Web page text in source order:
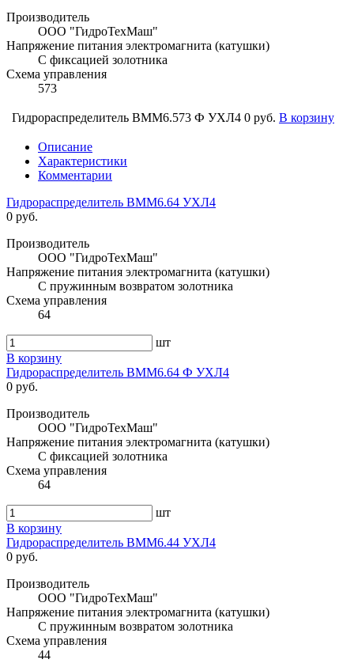
Производитель
ООО "ГидроТехМаш"
Напряжение питания электромагнита (катушки)
С фиксацией золотника
Схема управления
573
Гидрораспределитель ВММ6.573 Ф УХЛ4 0 руб. В корзину
Описание
Характеристики
Комментарии
Гидрораспределитель ВММ6.64 УХЛ4
0 руб.
Производитель
ООО "ГидроТехМаш"
Напряжение питания электромагнита (катушки)
С пружинным возвратом золотника
Схема управления
64
шт
В корзину
Гидрораспределитель ВММ6.64 Ф УХЛ4
0 руб.
Производитель
ООО "ГидроТехМаш"
Напряжение питания электромагнита (катушки)
С фиксацией золотника
Схема управления
64
шт
В корзину
Гидрораспределитель ВММ6.44 УХЛ4
0 руб.
Производитель
ООО "ГидроТехМаш"
Напряжение питания электромагнита (катушки)
С пружинным возвратом золотника
Схема управления
44